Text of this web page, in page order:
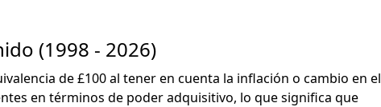
(1998 - 2026)
de £100 al tener en cuenta la inflación o cambio en el
en términos de poder adquisitivo, lo que significa que